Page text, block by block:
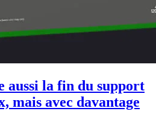
aussi la fin du support
mais avec davantage